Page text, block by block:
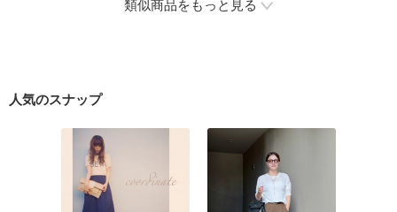
類似商品をもっと見る
人気のスナップ